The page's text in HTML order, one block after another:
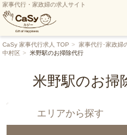
家事代行・家政婦の求人サイト
CaSy 家事代行求人 TOP 家事代行･家政婦
中村区
米野駅のお掃除代行
米野駅のお掃
エリアから探す